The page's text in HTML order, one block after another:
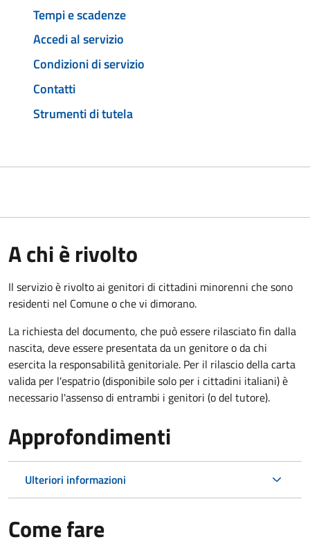
Tempi e scadenze
Accedi al servizio
Condizioni di servizio
Contatti
Strumenti di tutela
A chi è rivolto
Il servizio è rivolto ai genitori di cittadini minorenni che sono
residenti nel Comune o che vi dimorano.
La richiesta del documento, che può essere rilasciato fin dalla
nascita, deve essere presentata da un genitore o da chi
esercita la responsabilità genitoriale. Per il rilascio della carta
valida per l'espatrio (disponibile solo per i cittadini italiani) è
necessario l'assenso di entrambi i genitori (o del tutore).
Approfondimenti
Ulteriori informazioni
Come fare